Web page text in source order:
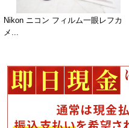
Nikon ニコン フィルム一眼レフカ
メ...